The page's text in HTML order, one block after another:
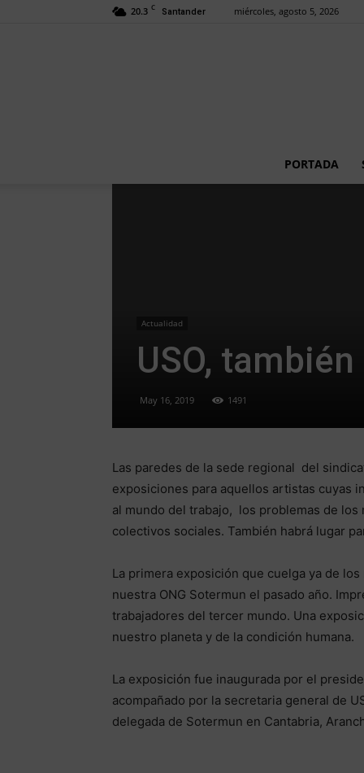
20.3 C Santander miércoles, agosto 5, 2026
PORTADA
Actualidad
USO,
May 16, 2019 1491
Las paredes de la sede regional del
exposiciones para aquellos artistas cuyas
al mundo del trabajo, los problemas de
colectivos sociales. También habrá lugar
La primera exposición que cuelga ya de
nuestra ONG Sotermun el pasado año.
trabajadores del tercer mundo. Una
nuestro planeta y de la condición humana.
La exposición fue inaugurada por el
acompañado por la secretaria general de
delegada de Sotermun en Cantabria,